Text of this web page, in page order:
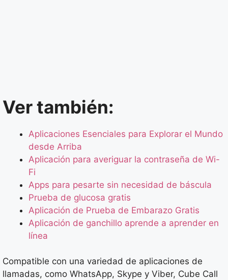
Ver también:
Aplicaciones Esenciales para Explorar el Mundo
desde Arriba
Aplicación para averiguar la contraseña de Wi-
Fi
Apps para pesarte sin necesidad de báscula
Prueba de glucosa gratis
Aplicación de Prueba de Embarazo Gratis
Aplicación de ganchillo aprende a aprender en
línea
Compatible con una variedad de aplicaciones de
llamadas, como WhatsApp, Skype y Viber, Cube Call